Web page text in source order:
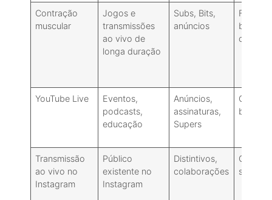
Contração
muscular
Jogos e
transmissões
ao vivo de
longa duração
Subs, Bits,
anúncios
Forte
YouTube Live
Eventos,
podcasts,
educação
Anúncios,
assinaturas,
Supers
Ótima
busca/
Transmissão
ao vivo no
Instagram
Público
existente no
Instagram
Distintivos,
colaborações
Com